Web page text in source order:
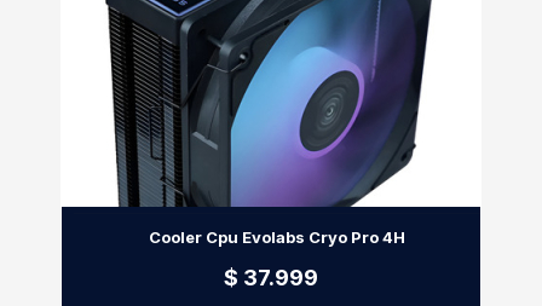
Cooler Cpu Evolabs Cryo Pro 4H
$ 37.999